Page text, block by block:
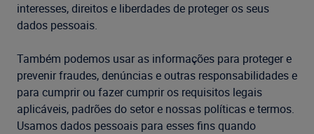
interesses, direitos e liberdades de proteger os seus
dados pessoais.
Também podemos usar as informações para proteger e
prevenir fraudes, denúncias e outras responsabilidades e
para cumprir ou fazer cumprir os requisitos legais
aplicáveis, padrões do setor e nossas políticas e termos.
Usamos dados pessoais para esses fins quando